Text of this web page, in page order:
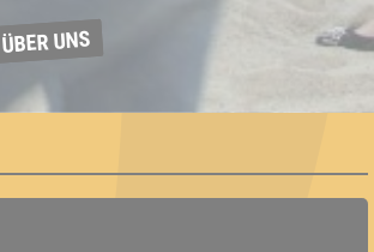
ÜBER UNS